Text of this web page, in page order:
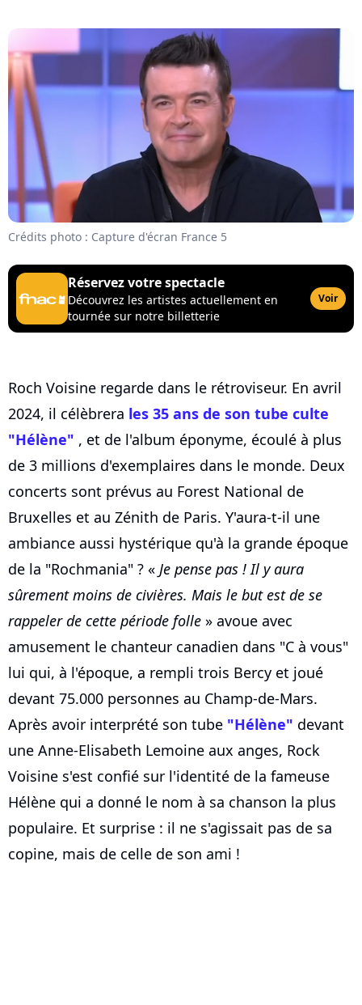
Crédits photo : Capture d'écran France 5
Réservez votre spectacle
Découvrez les artistes actuellement en
tournée sur notre billetterie
Voir
Roch Voisine regarde dans le rétroviseur. En avril
2024, il célèbrera les 35 ans de son tube culte
"Hélène" , et de l'album éponyme, écoulé à plus
de 3 millions d'exemplaires dans le monde. Deux
concerts sont prévus au Forest National de
Bruxelles et au Zénith de Paris. Y'aura-t-il une
ambiance aussi hystérique qu'à la grande époque
de la "Rochmania" ? « Je pense pas ! Il y aura
sûrement moins de civières. Mais le but est de se
rappeler de cette période folle » avoue avec
amusement le chanteur canadien dans "C à vous"
lui qui, à l'époque, a rempli trois Bercy et joué
devant 75.000 personnes au Champ-de-Mars.
Après avoir interprété son tube "Hélène" devant
une Anne-Elisabeth Lemoine aux anges, Rock
Voisine s'est confié sur l'identité de la fameuse
Hélène qui a donné le nom à sa chanson la plus
populaire. Et surprise : il ne s'agissait pas de sa
copine, mais de celle de son ami !